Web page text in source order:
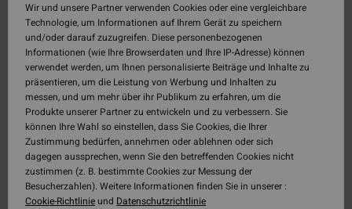
Wir und unsere Partner verwenden Cookies oder eine vergleichbare
Technologie, um Informationen auf Ihrem Gerät zu speichern
und/oder darauf zuzugreifen. Diese personenbezogenen
Informationen (wie Ihre Browserdaten und Ihre IP-Adresse) können
verwendet werden, um Ihnen personalisierte Beiträge und Inhalte zu
präsentieren, um die Leistung von Werbung und Inhalten zu
messen, und um mehr über ihr Publikum zu erfahren, um die
Produkte unserer Partner zu entwickeln und zu verbessern. Sie
können Ihre Wahl so einstellen, dass Sie Cookies, die Ihrer
Zustimmung bedürfen, annehmen oder ablehnen oder sich
dagegen aussprechen, wenn Sie den betreffenden Cookies nicht
zustimmen (z. B. bestimmte Cookies zur Messung der
Besucherzahlen). Weitere Informationen finden Sie in unserer :
Cookie-Richtlinieund Datenschutzrichtlinie